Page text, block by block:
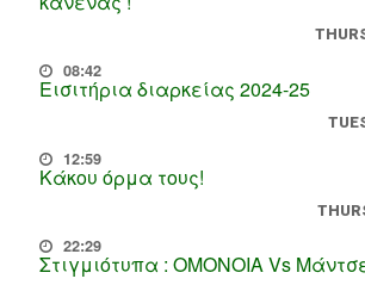
08:42
Εισιτήρια διαρκείας 2024-25
12:59
Κάκου όρμα τους!
22:29
Στιγμιότυπα : ΟΜΟΝΟΙΑ Vs